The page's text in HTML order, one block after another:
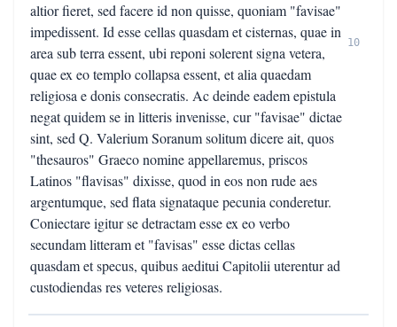
altior fieret, sed facere id non quisse, quoniam "favisae"
impedissent. Id esse cellas quasdam et cisternas, quae in
area sub terra essent, ubi reponi solerent signa vetera,
quae ex eo templo collapsa essent, et alia quaedam
religiosa e donis consecratis. Ac deinde eadem epistula
negat quidem se in litteris invenisse, cur "favisae" dictae
sint, sed Q. Valerium Soranum solitum dicere ait, quos
"thesauros" Graeco nomine appellaremus, priscos
Latinos "flavisas" dixisse, quod in eos non rude aes
argentumque, sed flata signataque pecunia conderetur.
Coniectare igitur se detractam esse ex eo verbo
secundam litteram et "favisas" esse dictas cellas
quasdam et specus, quibus aeditui Capitolii uterentur ad
custodiendas res veteres religiosas.
10